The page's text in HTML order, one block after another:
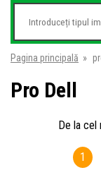
Pagina principală »
Pro Dell
De la cel
1